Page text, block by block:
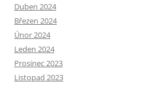
Duben 2024
Březen 2024
Únor 2024
Leden 2024
Prosinec 2023
Listopad 2023